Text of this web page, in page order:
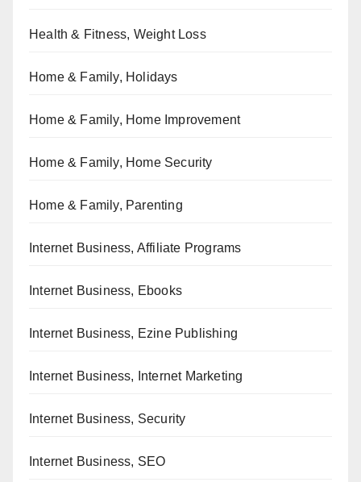
Health & Fitness, Weight Loss
Home & Family, Holidays
Home & Family, Home Improvement
Home & Family, Home Security
Home & Family, Parenting
Internet Business, Affiliate Programs
Internet Business, Ebooks
Internet Business, Ezine Publishing
Internet Business, Internet Marketing
Internet Business, Security
Internet Business, SEO